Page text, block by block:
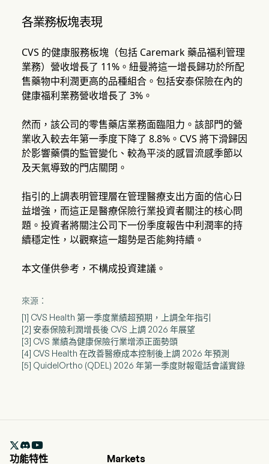
各業務板塊表現
CVS 的健康服務板塊（包括 Caremark 藥品福利管理
業務）營收增長了 11%。紐曼將這一增長歸功於所配
售藥物中利潤更高的品種組合。包括安泰保險在內的
健康福利業務營收增長了 3%。
然而，該公司的零售藥店業務面臨阻力。該部門的營
業收入較去年第一季度下降了 8.8%。CVS 將下滑歸因
於影響藥價的監管變化、較為平淡的感冒流感季節以
及天氣導致的門店關閉。
指引的上調表明管理層在管理醫療支出方面的信心日
益增強，而這正是醫療保險行業投資者關注的核心問
題。投資者將關注公司下一份季度報告中利潤率的持
續穩定性，以觀察這一趨勢是否能夠持續。
本文僅供參考，不構成投資建議。
來源：
[1] CVS Health 第一季度業績超預期，上調全年指引
[2] 安泰保險利潤增長後 CVS 上調 2026 年展望
[3] CVS 業績為健康保險行業增添正面勢頭
[4] CVS Health 在改善醫療成本控制後上調 2026 年預測
[5] QuidelOrtho (QDEL) 2026 年第一季度財報電話會議實錄

功能特性
Markets